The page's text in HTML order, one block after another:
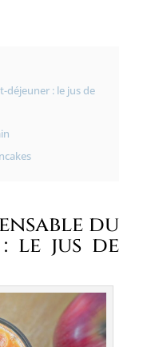
déjeuner : le jus de
du
le jus de